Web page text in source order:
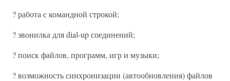
? работа с командной строкой;
? звонилка для dial-up соединений;
? поиск файлов, программ, игр и музыки;
? возможность синхронизации (автообновления) файлов